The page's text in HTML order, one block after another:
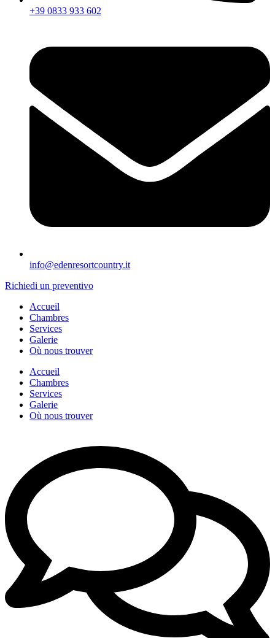
+39 0833 933 602
info@edenresortcountry.it
Richiedi un preventivo
Accueil
Chambres
Services
Galerie
Où nous trouver
Accueil
Chambres
Services
Galerie
Où nous trouver